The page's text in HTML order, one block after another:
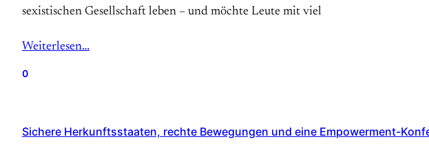
sexistischen Gesellschaft leben – und möchte Leute mit viel
Weiterlesen…
0
Sichere Herkunftsstaaten, rechte Bewegungen und eine Empowerment-